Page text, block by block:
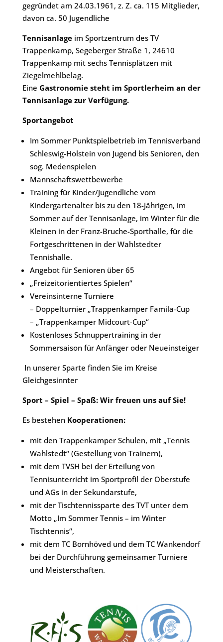
gegründet am 24.03.1961, z. Z. ca. 115 Mitglieder,
davon ca. 50 Jugendliche
Tennisanlageim Sportzentrum des TV
Trappenkamp, Segeberger Straße 1, 24610
Trappenkamp mit sechs Tennisplätzen mit
Ziegelmehlbelag.
Eine Gastronomie steht im Sportlerheim an der
Tennisanlage zur Verfügung.
Sportangebot
Im Sommer Punktspielbetrieb im Tennisverband
Schleswig-Holstein von Jugend bis Senioren, den
sog. Medenspielen
Mannschaftswettbewerbe
Training für Kinder/Jugendliche vom
Kindergartenalter bis zu den 18-Jährigen, im
Sommer auf der Tennisanlage, im Winter für die
Kleinen in der Franz-Bruche-Sporthalle, für die
Fortgeschrittenen in der Wahlstedter
Tennishalle.
Angebot für Senioren über 65
„Freizeitorientiertes Spielen“
Vereinsinterne Turniere
– Doppelturnier „Trappenkamper Famila-Cup
– „Trappenkamper Midcourt-Cup“
Kostenloses Schnuppertraining in der
Sommersaison für Anfänger oder Neueinsteiger
In unserer Sparte finden Sie im Kreise
Gleichgesinnter
Sport – Spiel – Spaß: Wir freuen uns auf Sie!
Es bestehen Kooperationen:
mit den Trappenkamper Schulen, mit „Tennis
Wahlstedt“ (Gestellung von Trainern),
mit dem TVSH bei der Erteilung von
Tennisunterricht im Sportprofil der Oberstufe
und AGs in der Sekundarstufe,
mit der Tischtennissparte des TVT unter dem
Motto „Im Sommer Tennis – im Winter
Tischtennis“,
mit dem TC Bornhöved und dem TC Wankendorf
bei der Durchführung gemeinsamer Turniere
und Meisterschaften.